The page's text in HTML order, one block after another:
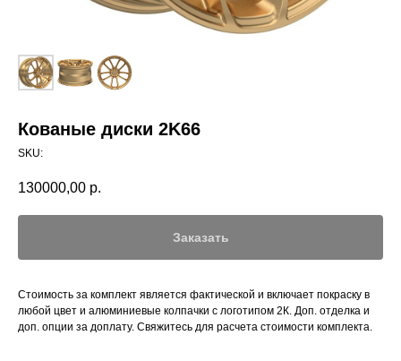
Кованые диски 2K66
SKU:
130000,00 р.
Заказать
Стоимость за комплект является фактической и включает покраску в
любой цвет и алюминиевые колпачки с логотипом 2К. Доп. отделка и
доп. опции за доплату. Свяжитесь для расчета стоимости комплекта.